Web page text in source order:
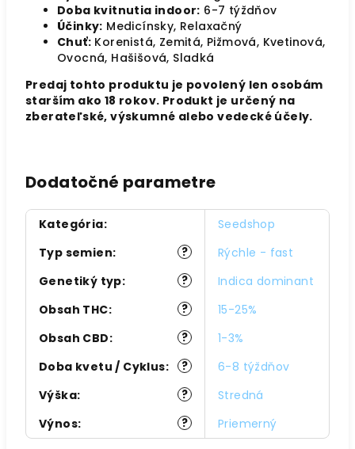
Doba kvitnutia indoor: 6-7 týždňov
Účinky: Medicínsky, Relaxačný
Chuť: Korenistá, Zemitá, Pižmová, Kvetinová,
Ovocná, Hašišová, Sladká
Predaj tohto produktu je povolený len osobám
starším ako 18 rokov. Produkt je určený na
zberateľské, výskumné alebo vedecké účely.
Dodatočné parametre
Kategória:
Seedshop
?
Typ semien:
Rýchle - fast
?
Genetiký typ:
Indica dominant
?
Obsah THC:
15-25%
?
Obsah CBD:
1-3%
?
Doba kvetu / Cyklus:
6-8 týždňov
?
Výška:
Stredná
?
Výnos: Priemerný